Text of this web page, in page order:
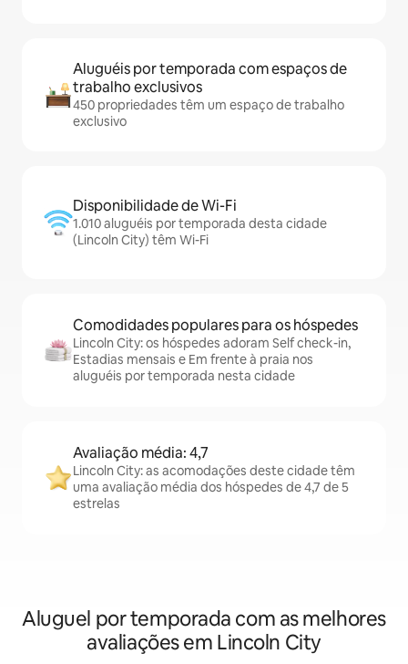
Aluguéis por temporada com espaços de
trabalho exclusivos
450 propriedades têm um espaço de trabalho
exclusivo
Disponibilidade de Wi-Fi
1.010 aluguéis por temporada desta cidade
(Lincoln City) têm Wi-Fi
Comodidades populares para os hóspedes
Lincoln City: os hóspedes adoram Self check-in,
Estadias mensais e Em frente à praia nos
aluguéis por temporada nesta cidade
Avaliação média: 4,7
Lincoln City: as acomodações deste cidade têm
uma avaliação média dos hóspedes de 4,7 de 5
estrelas
Aluguel por temporada com as melhores
avaliações em Lincoln City